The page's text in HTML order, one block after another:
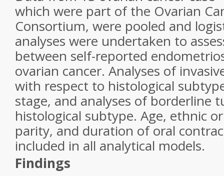
which were part of the Ovarian
Consortium, were pooled and
analyses were undertaken to
between self-reported
ovarian cancer. Analyses of
with respect to histological
stage, and analyses of borderline
histological subtype. Age, ethnic
parity, and duration of oral
included in all analytical models.
Findings